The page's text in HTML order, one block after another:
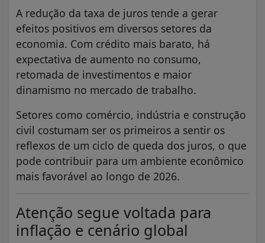
A redução da taxa de juros tende a gerar
efeitos positivos em diversos setores da
economia. Com crédito mais barato, há
expectativa de aumento no consumo,
retomada de investimentos e maior
dinamismo no mercado de trabalho.
Setores como comércio, indústria e construção
civil costumam ser os primeiros a sentir os
reflexos de um ciclo de queda dos juros, o que
pode contribuir para um ambiente econômico
mais favorável ao longo de 2026.
Atenção segue voltada para
inflação e cenário global